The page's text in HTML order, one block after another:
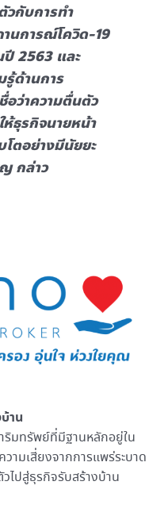
วกับการทำ
นการณ์โควิด-19
2563 และ
รู้ด้านการ
อว่าความตื่นตัว
ห้ธุรกิจนายหน้า
ตอย่างมีนัยยะ
กล่าว
าน
มทรัพย์ที่มีฐานหลักอยู่ใน
ามเสี่ยงจากการแพร่ระบาด
ไปสู่ธุรกิจรับสร้างบ้าน